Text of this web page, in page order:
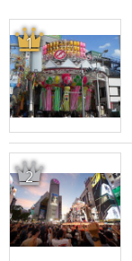
1
2